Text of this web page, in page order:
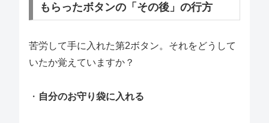
もらったボタンの「その後」の行方
苦労して手に入れた第2ボタン。それをどうして
いたか覚えていますか？
・ 自分のお守り袋に入れる